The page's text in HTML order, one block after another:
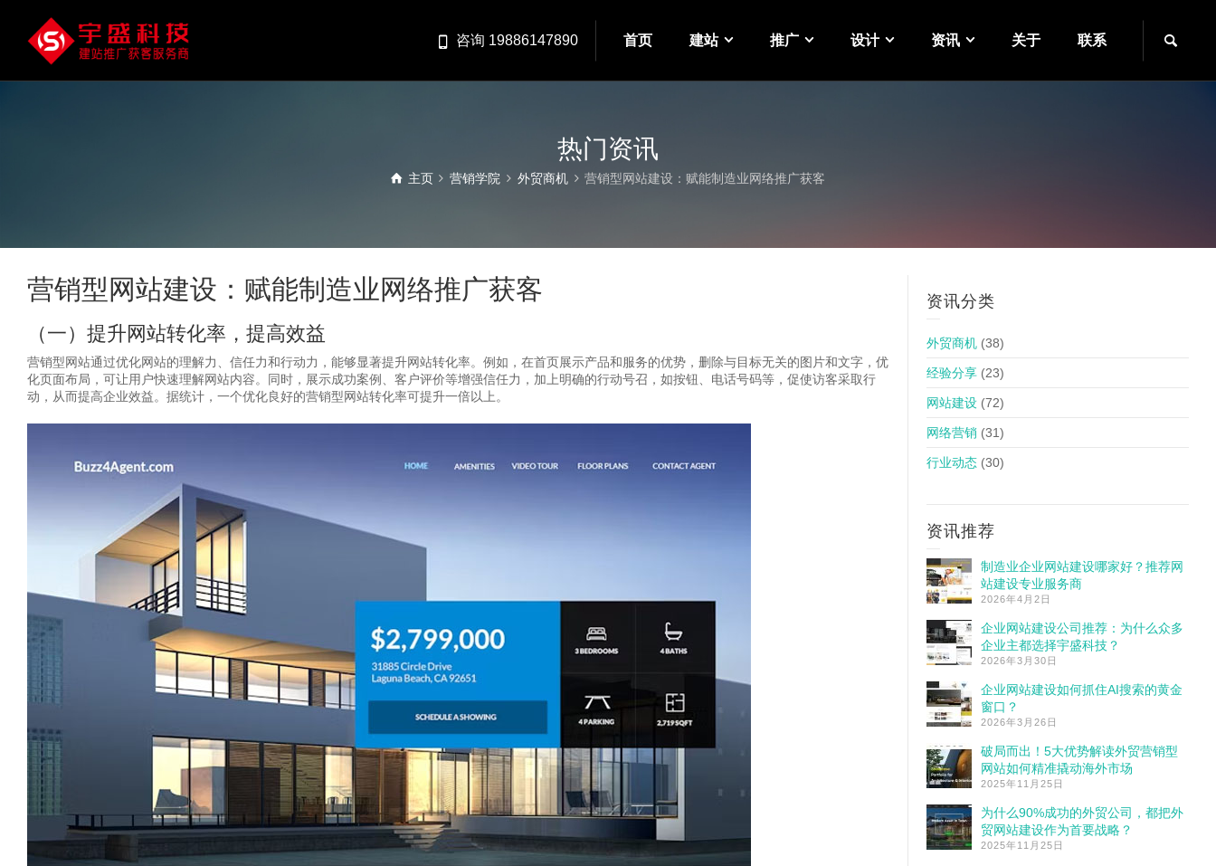
咨询 19886147890 首页 建站 推广 设计 资讯 关于 联系
热门资讯
主页 营销学院 外贸商机 营销型网站建设：赋能制造业网络推广获客
营销型网站建设：赋能制造业网络推广获客
（一）提升网站转化率，提高效益
营销型网站通过优化网站的理解力、信任力和行动力，能够显著提升网站转化率。例如，在首页展示产品和服务的优势，删除与目标无关的图片和文字，优
化页面布局，可让用户快速理解网站内容。同时，展示成功案例、客户评价等增强信任力，加上明确的行动号召，如按钮、电话号码等，促使访客采取行
动，从而提高企业效益。据统计，一个优化良好的营销型网站转化率可提升一倍以上。
资讯分类
外贸商机 (38)
经验分享 (23)
网站建设 (72)
网络营销 (31)
行业动态 (30)
资讯推荐
制造业企业网站建设哪家好？推荐网
站建设专业服务商
2026年4月2日
企业网站建设公司推荐：为什么众多
企业主都选择宇盛科技？
2026年3月30日
企业网站建设如何抓住AI搜索的黄金
窗口？
2026年3月26日
破局而出！5大优势解读外贸营销型
网站如何精准撬动海外市场
2025年11月25日
为什么90%成功的外贸公司，都把外
贸网站建设作为首要战略？
2025年11月25日